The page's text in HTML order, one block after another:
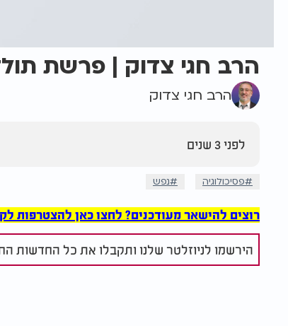
הרב חגי צדוק | פרשת
הרב חגי צדוק
לפני 3 שנים
פסיכולוגיה נפש
רוצים להישאר מעודכנים? לחצו כאן להצטרפות
הירשמו לניוזלטר שלנו ותקבלו את כל החדשות